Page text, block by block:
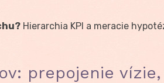
Hierarchia KPI a meracie
prepojenie